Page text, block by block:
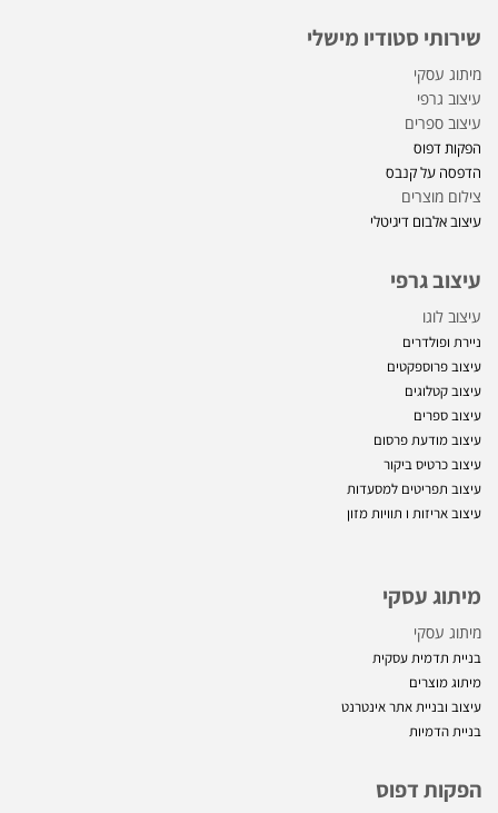
שירותי סטודיו מישלי
מיתוג עסקי
עיצוב גרפי
עיצוב ספרים
הפקות דפוס
הדפסה על קנבס
צילום מוצרים
עיצוב אלבום דיגיטלי
עיצוב גרפי
עיצוב לוגו
ניירת ופולדרים
עיצוב פרוספקטים
עיצוב קטלוגים
עיצוב ספרים
עיצוב מודעת פרסום
עיצוב כרטיס ביקור
עיצוב תפריטים למסעדות
עיצוב אריזות ו תוויות מזון
מיתוג עסקי
מיתוג עסקי
בניית תדמית עסקית
מיתוג מוצרים
עיצוב ובניית אתר אינטרנט
בניית הדמיות
הפקות דפוס